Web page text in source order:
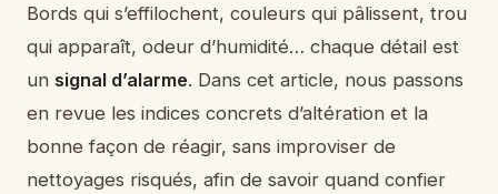
Bords qui s’effilochent, couleurs qui pâlissent, trou
qui apparaît, odeur d’humidité… chaque détail est
un signal d’alarme. Dans cet article, nous passons
en revue les indices concrets d’altération et la
bonne façon de réagir, sans improviser de
nettoyages risqués, afin de savoir quand confier